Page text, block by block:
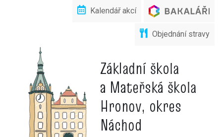
Základní škola
a Mateřská škola
Hronov, okres
Náchod
Kalendář akcí
Objednání stravy